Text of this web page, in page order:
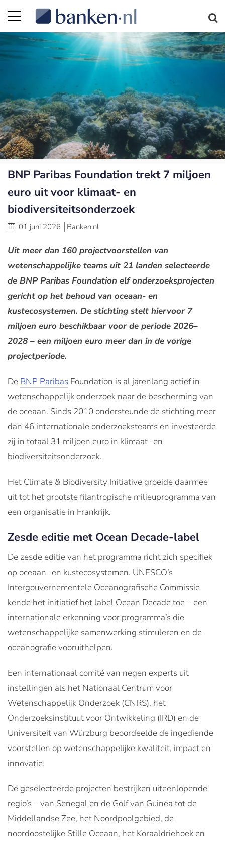
BNP Paribas Foundation trekt 7 miljoen
euro uit voor klimaat- en
biodiversiteitsonderzoek
01 juni 2026 Banken.nl
Uit meer dan 160 projectvoorstellen van
wetenschappelijke teams uit 21 landen selecteerde
de BNP Paribas Foundation elf onderzoeksprojecten
gericht op het behoud van oceaan- en
kustecosystemen. De stichting stelt hiervoor 7
miljoen euro beschikbaar voor de periode 2026–
2028 – een miljoen euro meer dan in de vorige
projectperiode.
De BNP Paribas Foundation is al jarenlang actief in
wetenschappelijk onderzoek naar de bescherming van
de oceaan. Sinds 2010 ondersteunde de stichting meer
dan 46 internationale onderzoeksteams en investeerde
zij in totaal 31 miljoen euro in klimaat- en
biodiversiteitsonderzoek.
Het Climate & Biodiversity Initiative groeide daarmee
uit tot het grootste filantropische milieuprogramma van
een organisatie in Frankrijk.
Zesde editie met Ocean Decade-label
De zesde editie van het programma richt zich specifiek
op oceaan- en kustecosystemen. UNESCO’s
Intergouvernementele Oceanografische Commissie
kende het initiatief het label Ocean Decade toe – een
internationale erkenning voor programma’s die
wetenschappelijke samenwerking stimuleren en de
oceanografie vooruithelpen.
Een internationaal comité van negen experts uit
instellingen als het Nationaal Centrum voor
Wetenschappelijk Onderzoek (CNRS), het
Onderzoeksinstituut voor Ontwikkeling (IRD) en de
Universiteit van Würzburg beoordeelde de ingediende
voorstellen op wetenschappelijke kwaliteit, impact en
innovatie.
De geselecteerde projecten bestrijken uiteenlopende
regio’s – van Senegal en de Golf van Guinea tot de
Middellandse Zee, het Noordpoolgebied, de
noordoostelijke Stille Oceaan, het Koraaldriehoek en